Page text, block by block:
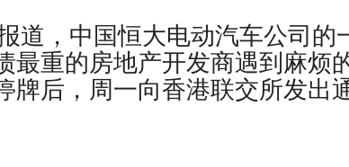
道，中国恒大电动汽车公司的
最重的房地产开发商遇到麻烦
牌后，周一向香港联交所发出